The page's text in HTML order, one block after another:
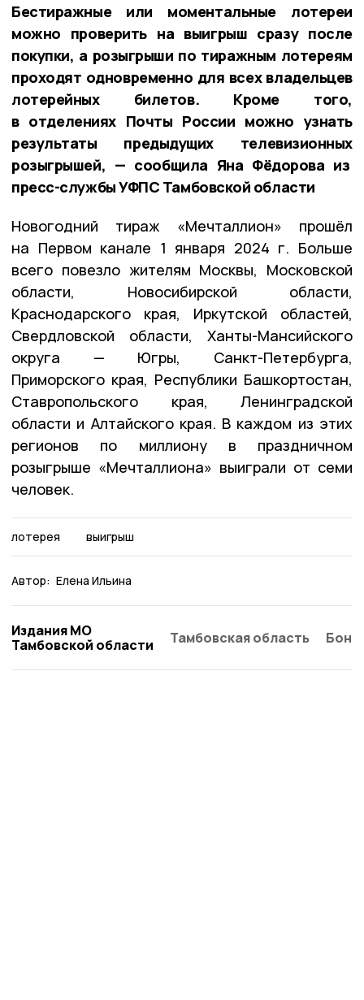
Бестиражные или моментальные лотереи
можно проверить на выигрыш сразу после
покупки, а розыгрыши по тиражным лотереям
проходят одновременно для всех владельцев
лотерейных билетов. Кроме того,
в отделениях Почты России можно узнать
результаты предыдущих телевизионных
розыгрышей, — сообщила Яна Фёдорова из
пресс-службы УФПС Тамбовской области
Новогодний тираж «Мечталлион» прошёл
на Первом канале 1 января 2024 г. Больше
всего повезло жителям Москвы, Московской
области, Новосибирской области,
Краснодарского края, Иркутской областей,
Свердловской области, Ханты-Мансийского
округа — Югры, Санкт-Петербурга,
Приморского края, Республики Башкортостан,
Ставропольского края, Ленинградской
области и Алтайского края. В каждом из этих
регионов по миллиону в праздничном
розыгрыше «Мечталлиона» выиграли от семи
человек.
лотерея выигрыш
Автор: Елена Ильина
Издания МО
Тамбовской области
Тамбовская область